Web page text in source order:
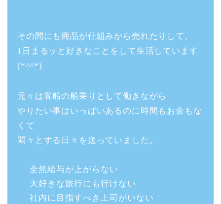
その間にも商品が仕組みから売れたりして、
1日まるッと好きなことをして生活しています
(*^^*)
元々は客船の船乗りとして働きながら
やりたい事はいっぱいあるのに時間もお金もな
くて
悶々とする日々を送っていました。
全然給与が上がらない
大好きな旅行にも行けない
社内に目指すべき上司がいない